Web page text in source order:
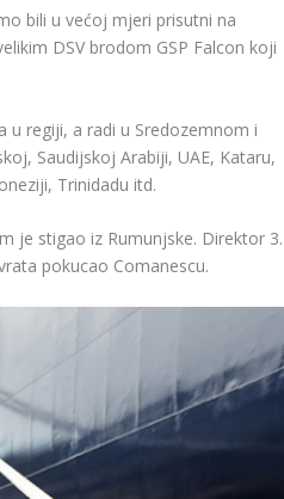
bili u većoj mjeri prisutni na
DSV brodom GSP Falcon koji
u regiji, a radi u Sredozemnom i
Saudijskoj Arabiji, UAE, Kataru,
Trinidadu itd.
je stigao iz Rumunjske. Direktor 3.
pokucao Comanescu.